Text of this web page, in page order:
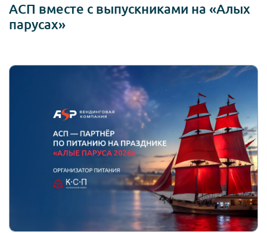
АСП вместе с выпускниками на «Алых
парусах»